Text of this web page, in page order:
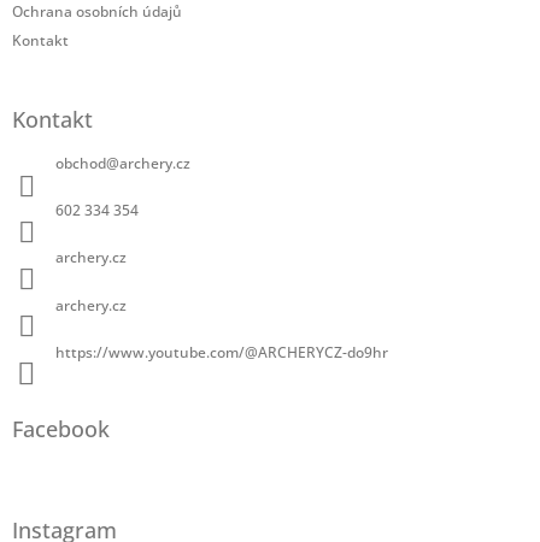
Ochrana osobních údajů
Kontakt
Kontakt
obchod@archery.cz
602 334 354
archery.cz
archery.cz
https://www.youtube.com/@ARCHERYCZ-do9hr
Facebook
Instagram